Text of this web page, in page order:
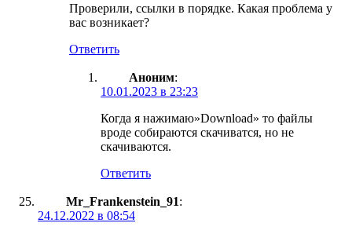
Проверили, ссылки в порядке. Какая проблема у
вас возникает?
Ответить
Аноним:
10.01.2023 в 23:23
Когда я нажимаю»Download» то файлы
вроде собираются скачиватся, но не
скачиваются.
Ответить
Mr_Frankenstein_91:
24.12.2022 в 08:54